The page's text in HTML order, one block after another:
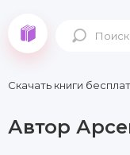
Скачать книги
Автор